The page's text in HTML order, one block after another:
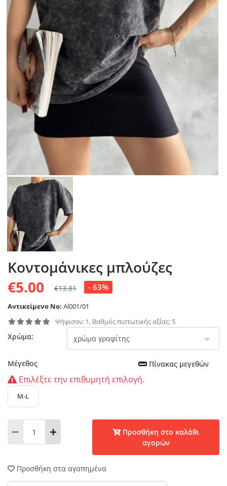
Κοντομάνικες μπλούζες
€5.00
€13.81 - 63%
Αντικείμενο No: Al001/01
Ψήφισαν: 1, Βαθμός πιστωτικής αξίας: 5
Χρώμα:
Μέγεθος Πίνακας μεγεθών
Επιλέξτε την επιθυμητή επιλογή.
M-L
αγορών
Προσθήκη στα αγαπημένα